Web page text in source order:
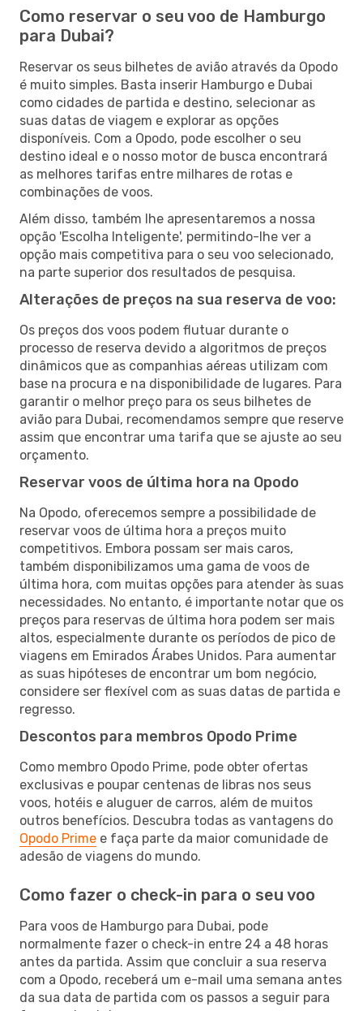
Como reservar o seu voo de Hamburgo
para Dubai?
Reservar os seus bilhetes de avião através da Opodo
é muito simples. Basta inserir Hamburgo e Dubai
como cidades de partida e destino, selecionar as
suas datas de viagem e explorar as opções
disponíveis. Com a Opodo, pode escolher o seu
destino ideal e o nosso motor de busca encontrará
as melhores tarifas entre milhares de rotas e
combinações de voos.
Além disso, também lhe apresentaremos a nossa
opção 'Escolha Inteligente', permitindo-lhe ver a
opção mais competitiva para o seu voo selecionado,
na parte superior dos resultados de pesquisa.
Alterações de preços na sua reserva de voo:
Os preços dos voos podem flutuar durante o
processo de reserva devido a algoritmos de preços
dinâmicos que as companhias aéreas utilizam com
base na procura e na disponibilidade de lugares. Para
garantir o melhor preço para os seus bilhetes de
avião para Dubai, recomendamos sempre que reserve
assim que encontrar uma tarifa que se ajuste ao seu
orçamento.
Reservar voos de última hora na Opodo
Na Opodo, oferecemos sempre a possibilidade de
reservar voos de última hora a preços muito
competitivos. Embora possam ser mais caros,
também disponibilizamos uma gama de voos de
última hora, com muitas opções para atender às suas
necessidades. No entanto, é importante notar que os
preços para reservas de última hora podem ser mais
altos, especialmente durante os períodos de pico de
viagens em Emirados Árabes Unidos. Para aumentar
as suas hipóteses de encontrar um bom negócio,
considere ser flexível com as suas datas de partida e
regresso.
Descontos para membros Opodo Prime
Como membro Opodo Prime, pode obter ofertas
exclusivas e poupar centenas de libras nos seus
voos, hotéis e aluguer de carros, além de muitos
outros benefícios. Descubra todas as vantagens do
Opodo Prime e faça parte da maior comunidade de
adesão de viagens do mundo.
Como fazer o check-in para o seu voo
Para voos de Hamburgo para Dubai, pode
normalmente fazer o check-in entre 24 a 48 horas
antes da partida. Assim que concluir a sua reserva
com a Opodo, receberá um e-mail uma semana antes
da sua data de partida com os passos a seguir para